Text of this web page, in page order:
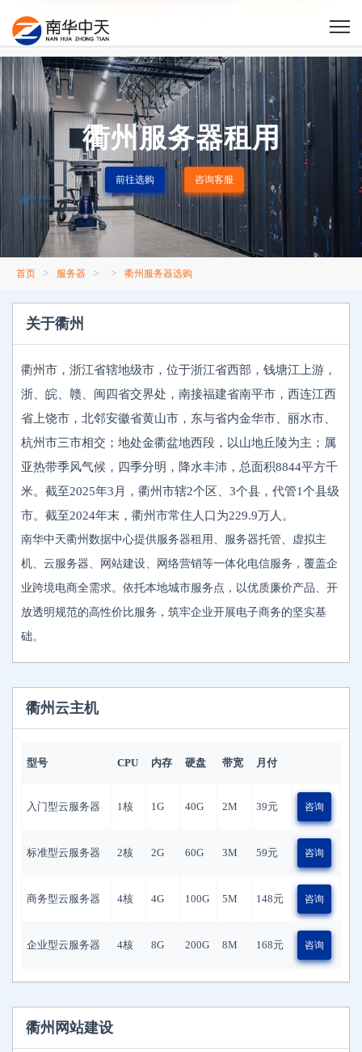
衢州服务器租用
前往选购 咨询客服
首页 > 服务器 > > 衢州服务器选购
关于衢州
衢州市，浙江省辖地级市，位于浙江省西部，钱塘江上游，
浙、皖、赣、闽四省交界处，南接福建省南平市，西连江西
省上饶市，北邻安徽省黄山市，东与省内金华市、丽水市、
杭州市三市相交；地处金衢盆地西段，以山地丘陵为主；属
亚热带季风气候，四季分明，降水丰沛，总面积8844平方千
米。截至2025年3月，衢州市辖2个区、3个县，代管1个县级
市。截至2024年末，衢州市常住人口为229.9万人。
南华中天衢州数据中心提供服务器租用、服务器托管、虚拟主
机、云服务器、网站建设、网络营销等一体化电信服务，覆盖企
业跨境电商全需求。依托本地城市服务点，以优质廉价产品、开
放透明规范的高性价比服务，筑牢企业开展电子商务的坚实基
础。
衢州云主机
型号 CPU 内存 硬盘 带宽 月付
入门型云服务器 1核 1G 40G 2M 39元 咨询
标准型云服务器 2核 2G 60G 3M 59元 咨询
商务型云服务器 4核 4G 100G 5M 148元 咨询
企业型云服务器 4核 8G 200G 8M 168元 咨询
衢州网站建设